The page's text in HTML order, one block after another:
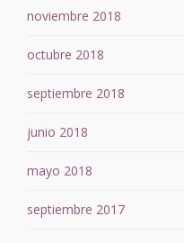
noviembre 2018
octubre 2018
septiembre 2018
junio 2018
mayo 2018
septiembre 2017